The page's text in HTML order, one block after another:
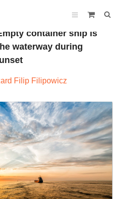
container ship is
waterway during
Filip Filipowicz